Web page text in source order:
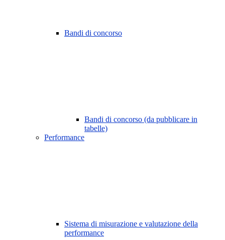
Bandi di concorso
Bandi di concorso (da pubblicare in
tabelle)
Performance
Sistema di misurazione e valutazione della
performance